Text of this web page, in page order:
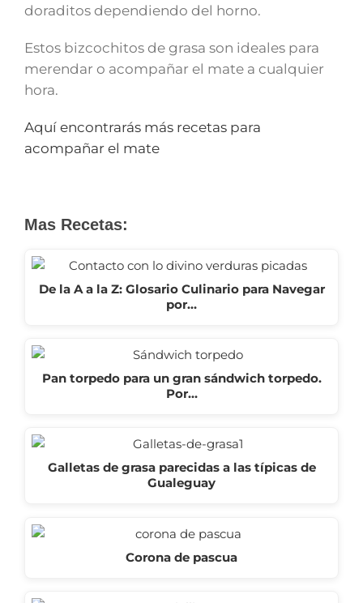
doraditos dependiendo del horno.
Estos bizcochitos de grasa son ideales para
merendar o acompañar el mate a cualquier
hora.
Aquí encontrarás más recetas para
acompañar el mate
Mas Recetas:
De la A a la Z: Glosario Culinario para Navegar
por…
Pan torpedo para un gran sándwich torpedo.
Por…
Galletas de grasa parecidas a las típicas de
Gualeguay
Corona de pascua